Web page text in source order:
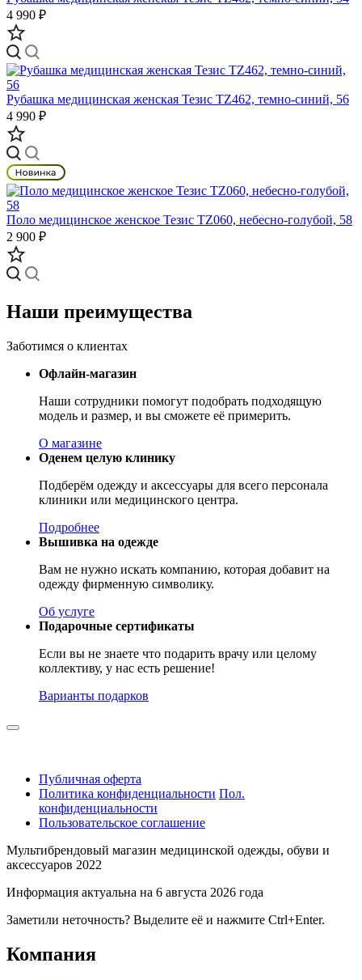
4 990 ₽
Рубашка медицинская женская Тезис TZ462, темно-синий, 56
4 990 ₽
Поло медицинское женское Тезис TZ060, небесно-голубой, 58
2 900 ₽
Наши преимущества
Заботимся о клиентах
Офлайн-магазин
Наши сотрудники помогут подобрать подходящую
модель и размер, и вы сможете её примерить.
О магазине
Оденем целую клинику
Подберём одежду и аксессуары для всего персонала
клиники или медицинского центра.
Подробнее
Вышивка на одежде
Вам не нужно искать компанию, которая добавит на
одежду фирменную символику.
Об услуге
Подарочные сертификаты
Если вы не знаете что подарить врачу или целому
коллективу, у нас есть решение!
Варианты подарков
Публичная оферта
Политика конфиденциальности Пол.
конфиденциальности
Пользовательское соглашение
Мультибрендовый магазин медицинской одежды, обуви и
аксессуаров 2022
Информация актуальна на 6 августа 2026 года
Заметили неточность? Выделите её и нажмите Ctrl+Enter.
Компания